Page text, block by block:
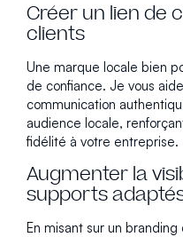
Créer un lien de
clients
Une marque locale bien
de confiance. Je vous
communication
audience locale,
fidélité à votre entreprise.
Augmenter la
supports
En misant sur un